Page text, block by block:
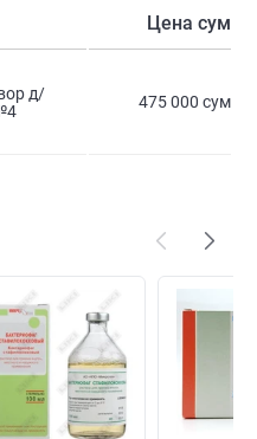
Цена сум
д/
475 000 сум